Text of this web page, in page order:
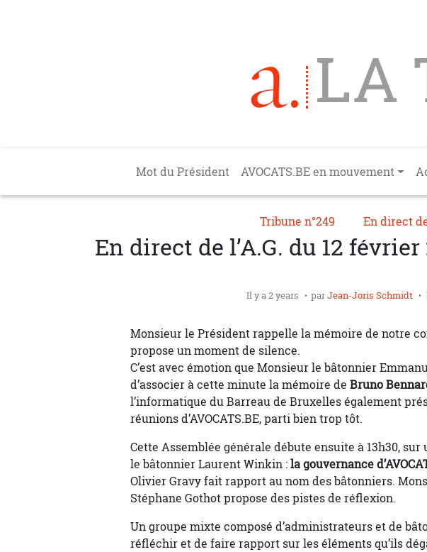
LA
Main navigation
Mot du Président AVOCATS.BE en mouvement
Tribune n°249 En direct
En direct de l’A.G. du 12 février
Il y a 2 years parJean-Joris Schmidt
Monsieur le Président rappelle la mémoire de notre
propose un moment de silence.
C’est avec émotion que Monsieur le bâtonnier
d’associer à cette minute la mémoire de Bruno
l’informatique du Barreau de Bruxelles également
réunions d’AVOCATS.BE, parti bien trop tôt.
Cette Assemblée générale débute ensuite à 13h30,
le bâtonnier Laurent Winkin :la gouvernance
Olivier Gravy fait rapport au nom des bâtonniers.
Stéphane Gothot propose des pistes de réflexion.
Un groupe mixte composé d’administrateurs et de
réfléchir et de faire rapport sur les éléments qu’ils